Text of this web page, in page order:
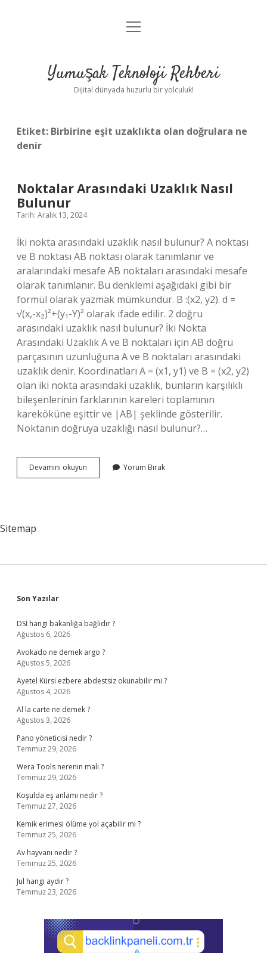
Anasayfa
Yasal Uyarı
menüyü
Yumuşak Teknoloji Rehberi
Dijital dünyada huzurlu bir yolculuk!
Etiket: Birbirine eşit uzaklıkta olan doğrulara ne
denir
Noktalar Arasındaki Uzaklık Nasıl
Bulunur
Tarih: Aralık 13, 2024
İki nokta arasındaki uzaklık nasıl bulunur? A noktası
ve B noktası AB noktası olarak tanımlanır ve
aralarındaki mesafe AB noktaları arasındaki mesafe
olarak tanımlanır. Bu denklemi aşağıdaki gibi bir
formül olarak yazmak mümkündür. B :(x2, y2). d =
√(x,-x₂)²+(y₁-Y)² olarak ifade edilir. 2 doğru
arasındaki uzaklık nasıl bulunur? İki Nokta
Arasındaki Uzaklık A ve B noktaları için AB doğru
parçasının uzunluğuna A ve B noktaları arasındaki
uzaklık denir. Koordinatları A = (x1, y1) ve B = (x2, y2)
olan iki nokta arasındaki uzaklık, bunların karşılıklı
bileşenlerinin farklarının kareleri toplamının
kareköküne eşittir ve |AB| şeklinde gösterilir.
Noktanın doğruya uzaklığı nasıl bulunur?…
Devamını okuyun Noktalar
Arasındaki
Yorum Bırak
Sitemap
Sidebar
Son Yazılar
DSİ hangi bakanlığa bağlıdır ?
Ağustos 6, 2026
Avokado ne demek argo ?
Ağustos 5, 2026
Ayetel Kürsi ezbere abdestsiz okunabilir mi ?
Ağustos 4, 2026
Al la carte ne demek ?
Ağustos 3, 2026
Pano yöneticisi nedir ?
Temmuz 29, 2026
Wera Tools nerenin malı ?
Temmuz 29, 2026
Koşulda eş anlamı nedir ?
Temmuz 27, 2026
Kemik erimesi ölüme yol açabilir mi ?
Temmuz 25, 2026
Av hayvanı nedir ?
Temmuz 25, 2026
Jul hangi aydır ?
Temmuz 23, 2026